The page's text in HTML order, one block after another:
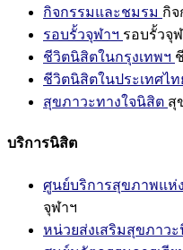
กิจกรรมและชมรม กิ
รอบรั้วจุฬาฯ รอบรั้วจุ
ชีวิตนิสิตในกรุงเทพฯ
ชีวิตนิสิตในประเทศไท
สุขภาวะทางใจนิสิต สุ
บริการนิสิต
ศูนย์บริการสุขภาพแห่
จุฬาฯ
หน่วยส่งเสริมสุขภาว